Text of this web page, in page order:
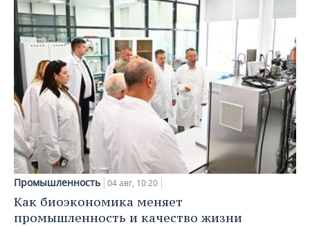
Промышленность 04 авг, 10:20
Как биоэкономика меняет
промышленность и качество жизни